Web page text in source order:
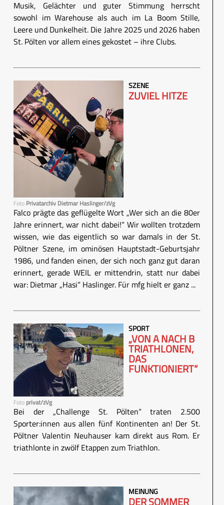
Musik, Gelächter und guter Stimmung herrscht
sowohl im Warehouse als auch im La Boom Stille,
Leere und Dunkelheit. Die Jahre 2025 und 2026 haben
St. Pölten vor allem eines gekostet – ihre Clubs.
Foto Privatarchiv Dietmar Haslinger/zVg
SZENE
ZUVIEL HITZE
Falco prägte das geflügelte Wort „Wer sich an die 80er
Jahre erinnert, war nicht dabei!“ Wir wollten trotzdem
wissen, wie das eigentlich so war damals in der St.
Pöltner Szene, im ominösen Hauptstadt-Geburtsjahr
1986, und fanden einen, der sich noch ganz gut daran
erinnert, gerade WEIL er mittendrin, statt nur dabei
war: Dietmar „Hasi“ Haslinger. Für mfg hielt er ganz ...
Foto privat/zVg
SPORT
„VON A NACH B
TRIATHLONEN,
DAS
FUNKTIONIERT“
Bei der „Challenge St. Pölten“ traten 2.500
Sporter:innen aus allen fünf Kontinenten an! Der St.
Pöltner Valentin Neuhauser kam direkt aus Rom. Er
triathlonte in zwölf Etappen zum Triathlon.
MEINUNG
DER SOMMER